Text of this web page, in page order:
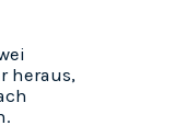
heraus,